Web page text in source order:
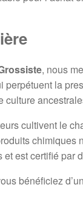
, nous
perpétuent la
culture
cultivent le
chimiques
est certifié par
bénéficiez